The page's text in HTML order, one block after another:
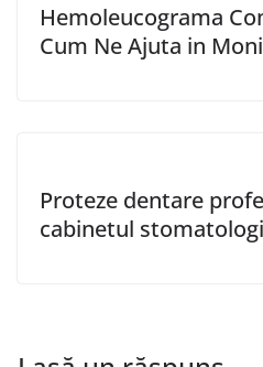
Hemoleucograma
Cum Ne Ajuta in
Proteze dentare
cabinetul